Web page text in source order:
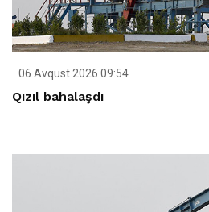
06 Avqust 2026 09:54
Qızıl bahalaşdı